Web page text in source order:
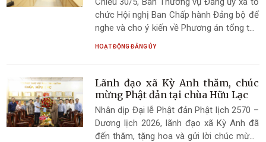
chức Hội nghị Ban Chấp hành Đảng bộ để
nghe và cho ý kiến về Phương án tổng thể
sắp xếp thôn trên địa bàn.
HOẠT ĐỘNG ĐẢNG ỦY
Lãnh đạo xã Kỳ Anh thăm, chúc
mừng Phật đản tại chùa Hữu Lạc
Nhân dịp Đại lễ Phật đản Phật lịch 2570 –
Dương lịch 2026, lãnh đạo xã Kỳ Anh đã
đến thăm, tặng hoa và gửi lời chúc mừng